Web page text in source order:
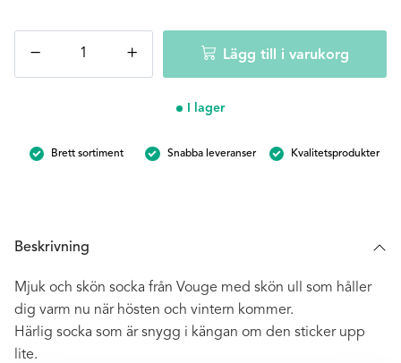
−
socka
+ Lägg till i varukorg
I lager
Brett sortiment Snabba leveranser Kvalitetsprodukter
Beskrivning
Mjuk och skön socka från Vouge med skön ull som håller
dig varm nu när hösten och vintern kommer.
Härlig socka som är snygg i kängan om den sticker upp
lite.